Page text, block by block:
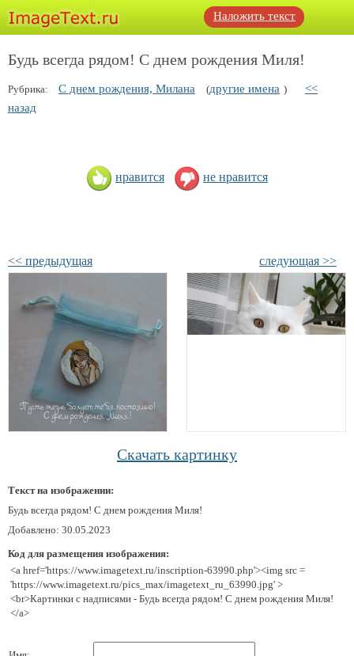
Наложить текст
Будь всегда рядом! С днем рождения Миля!
Рубрика: С днем рождения, Милана (другие имена )
<<
назад
нравится не нравится
<< предыдущая следующая >>
Скачать картинку
Текст на изображении:
Будь всегда рядом! С днем рождения Миля!
Добавлено: 30.05.2023
Код для размещения изображения:
<a href='https://www.imagetext.ru/inscription-63990.php'><img src =
'https://www.imagetext.ru/pics_max/imagetext_ru_63990.jpg' >
<br>Картинки с надписями - Будь всегда рядом! С днем рождения Миля!
</a>